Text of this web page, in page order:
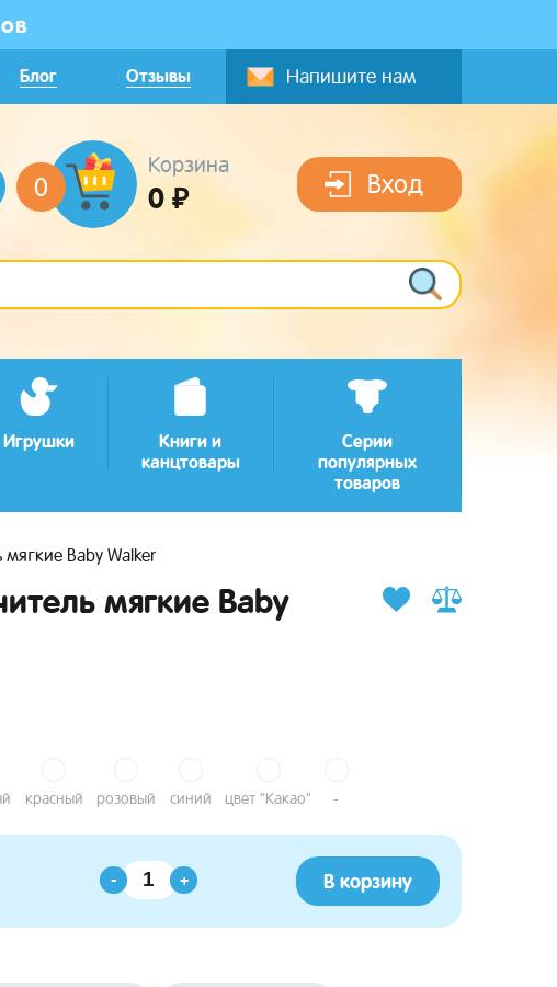
Блог Отзывы Напишите нам
0
Корзина
0 ₽ Вход
Игрушки
Книги и
канцтовары
Серии
популярных
товаров
Baby Walker
мягкие Baby
красный розовый синий цвет "Какао" -
- + В корзину